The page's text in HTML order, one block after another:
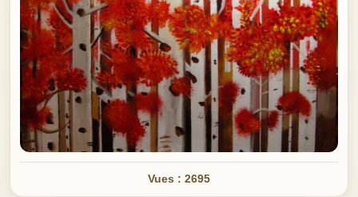
Vues : 2695